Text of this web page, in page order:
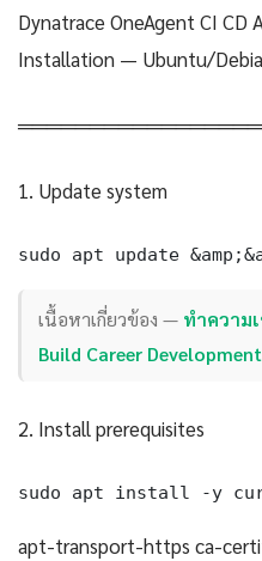
Dynatrace OneAgent CI CD
Installation — Ubuntu/
1. Update system
sudo apt update
เนื้อหาเกี่ยวข้อง — ทำความ
Build Career
2. Install prerequisites
sudo apt install -y curl
apt-transport-https ca-